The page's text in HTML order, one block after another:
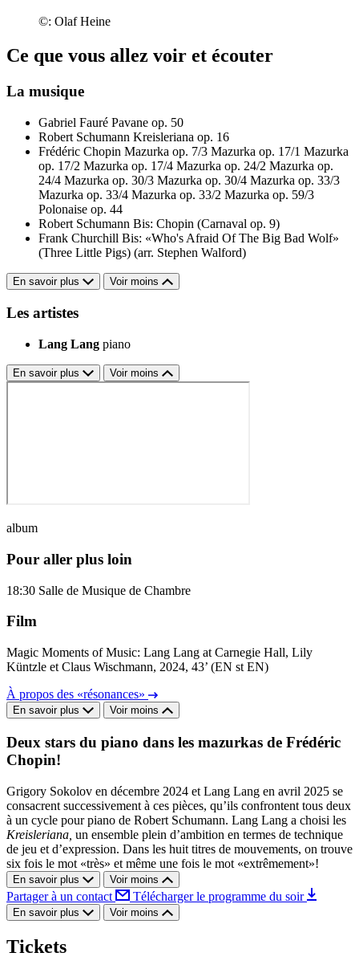
©: Olaf Heine
Ce que vous allez voir et écouter
La musique
Gabriel Fauré Pavane op. 50
Robert Schumann Kreisleriana op. 16
Frédéric Chopin Mazurka op. 7/3 Mazurka op. 17/1 Mazurka
op. 17/2 Mazurka op. 17/4 Mazurka op. 24/2 Mazurka op.
24/4 Mazurka op. 30/3 Mazurka op. 30/4 Mazurka op. 33/3
Mazurka op. 33/4 Mazurka op. 33/2 Mazurka op. 59/3
Polonaise op. 44
Robert Schumann Bis: Chopin (Carnaval op. 9)
Frank Churchill Bis: «Who's Afraid Of The Big Bad Wolf»
(Three Little Pigs) (arr. Stephen Walford)
En savoir plus Voir moins
Les artistes
Lang Lang piano
En savoir plus Voir moins
album
Pour aller plus loin
18:30 Salle de Musique de Chambre
Film
Magic Moments of Music: Lang Lang at Carnegie Hall, Lily
Küntzle et Claus Wischmann, 2024, 43’ (EN st EN)
À propos des «résonances»
En savoir plus Voir moins
Deux stars du piano dans les mazurkas de Frédéric
Chopin!
Grigory Sokolov en décembre 2024 et Lang Lang en avril 2025 se
consacrent successivement à ces pièces, qu’ils confrontent tous deux
à un cycle pour piano de Robert Schumann. Lang Lang a choisi les
Kreisleriana, un ensemble plein d’ambition en termes de technique
de jeu et d’expression. Dans les huit titres de mouvements, on trouve
six fois le mot «très» et même une fois le mot «extrêmement»!
En savoir plus Voir moins
Partager à un contact Télécharger le programme du soir
En savoir plus Voir moins
Tickets